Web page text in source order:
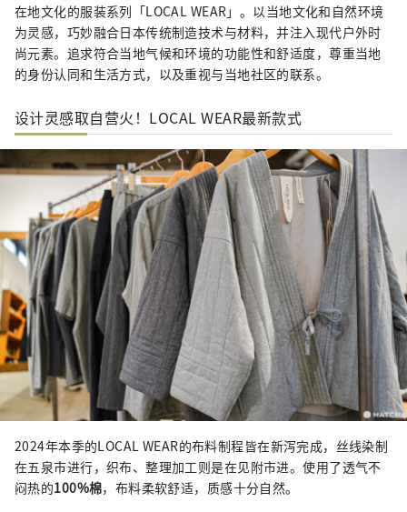
在地文化的服装系列「LOCAL WEAR」。以当地文化和自然环境
为灵感，巧妙融合日本传统制造技术与材料，并注入现代户外时
尚元素。追求符合当地气候和环境的功能性和舒适度，尊重当地
的身份认同和生活方式，以及重视与当地社区的联系。
设计灵感取自营火！LOCAL WEAR最新款式
2024年本季的LOCAL WEAR的布料制程皆在新泻完成，丝线染制
在五泉市进行，织布、整理加工则是在见附市进。使用了透气不
闷热的100%棉，布料柔软舒适，质感十分自然。